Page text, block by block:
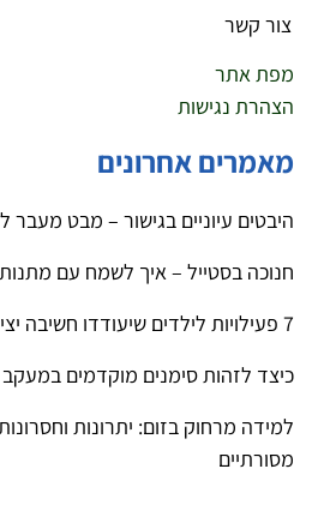
צור קשר
מפת אתר
הצהרת נגישות
מאמרים אחרונים
היבטים עיוניים בגישור – מבט מעבר
חנוכה בסטייל – איך לשמח עם מתנות
7 פעילויות לילדים שיעודדו חשיבה יצירתית מחוץ לקופסא
כיצד לזהות סימנים מוקדמים
למידה מרחוק בזום: יתרונות
מסורתיים